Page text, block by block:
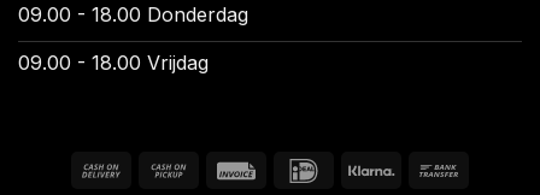
09.00 - 18.00 Donderdag
09.00 - 18.00 Vrijdag